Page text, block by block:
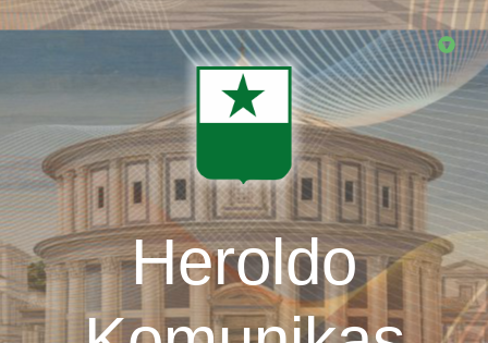
Skip
Heroldo